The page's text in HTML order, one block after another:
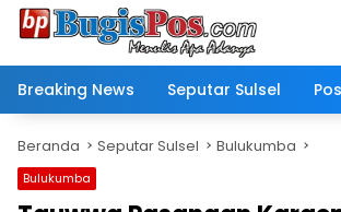
Langsung
Breaking News
Seputar Sulsel
Beranda Seputar Sulsel Bulukumba
Bulukumba